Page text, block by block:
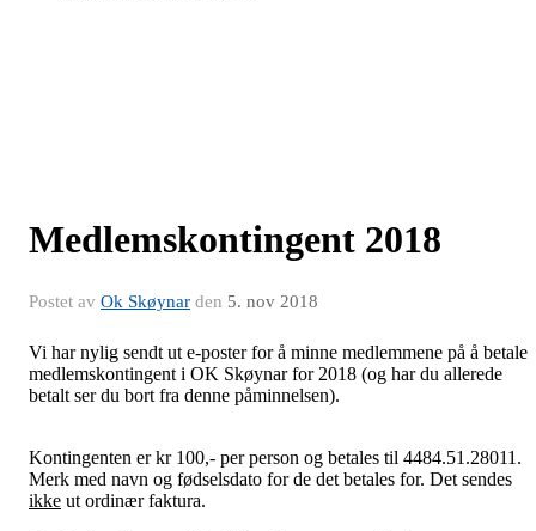
Medlemskontingent 2018
Postet av Ok Skøynar den 5. nov 2018
Vi har nylig sendt ut e-poster for å minne medlemmene på å betale
medlemskontingent i OK Skøynar for 2018 (og har du allerede
betalt ser du bort fra denne påminnelsen).
Kontingenten er kr 100,- per person og betales til 4484.51.28011.
Merk med navn og fødselsdato for de det betales for. Det sendes
ikke ut ordinær faktura.